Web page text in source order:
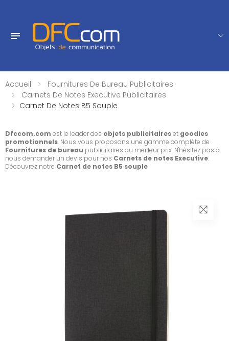
Accueil
Fournitures De Bureau Publicitaires
Carnets De Notes Executive Publicitaires
Carnet De Notes B5 Souple
Dfccom.com est le leader des objets publicitaireset goodies
promotionnels. Nous vous proposons une gamme complète de
Fournitures de bureau publicitaires au meilleur prix. N'hésitez pas à
nous demander un devis pour nos Carnets de notes Executive.
Découvrez notre Carnet de notes B5 souple